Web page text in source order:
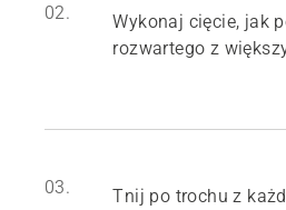
02.
Wykonaj cięcie, jak
rozwartego z
03.
Tnij po trochu z